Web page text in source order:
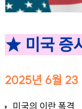
★ 미국 증
2025년 6월 23
미국의 이란 폭격